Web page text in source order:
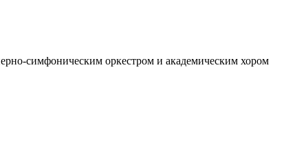
симфоническим оркестром и академическим хором